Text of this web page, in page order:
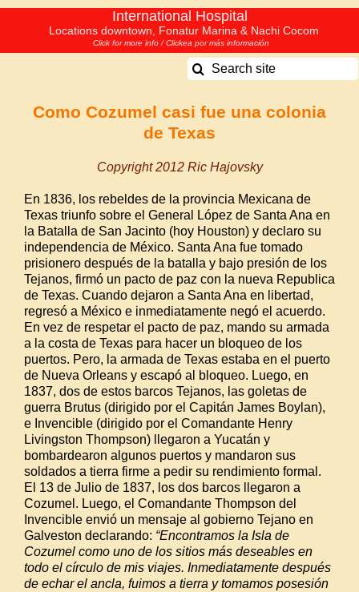
Skip
content
Locations downtown, Fonatur Marina & Nachi Cocom
Click for more info / Clickea por más información
International Hospital
Search
Como Cozumel casi fue una colonia
de Texas
Copyright 2012 Ric Hajovsky
En 1836, los rebeldes de la provincia Mexicana de
Texas triunfo sobre el General López de Santa Ana en
la Batalla de San Jacinto (hoy Houston) y declaro su
independencia de México. Santa Ana fue tomado
prisionero después de la batalla y bajo presión de los
Tejanos, firmó un pacto de paz con la nueva Republica
de Texas. Cuando dejaron a Santa Ana en libertad,
regresó a México e inmediatamente negó el acuerdo.
En vez de respetar el pacto de paz, mando su armada
a la costa de Texas para hacer un bloqueo de los
puertos. Pero, la armada de Texas estaba en el puerto
de Nueva Orleans y escapó al bloqueo. Luego, en
1837, dos de estos barcos Tejanos, las goletas de
guerra Brutus (dirigido por el Capitán James Boylan),
e Invencible (dirigido por el Comandante Henry
Livingston Thompson) llegaron a Yucatán y
bombardearon algunos puertos y mandaron sus
soldados a tierra firme a pedir su rendimiento formal.
El 13 de Julio de 1837, los dos barcos llegaron a
Cozumel. Luego, el Comandante Thompson del
Invencible envió un mensaje al gobierno Tejano en
Galveston declarando: “Encontramos la Isla de
Cozumel como uno de los sitios más deseables en
todo el círculo de mis viajes. Inmediatamente después
de echar el ancla, fuimos a tierra y tomamos posesión